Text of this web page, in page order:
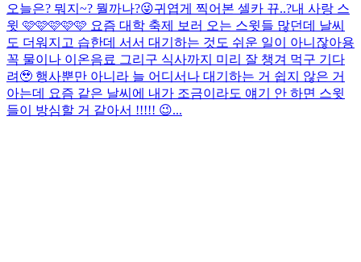
오늘은? 뭐지~? 뭘까나?😜귀엽게 찍어본 셀카 뀨..?내 사랑 스
윗 🩷🩷🩷🩷🩷 요즘 대학 축제 보러 오는 스윗들 많던데 날씨
도 더워지고 습한데 서서 대기하는 것도 쉬운 일이 아니잖아용
꼭 물이나 이온음료 그리구 식사까지 미리 잘 챙겨 먹구 기다
려🥹 행사뿐만 아니라 늘 어디서나 대기하는 거 쉽지 않은 거
아는데 요즘 같은 날씨에 내가 조금이라도 얘기 안 하면 스윗
들이 방심할 거 같아서 !!!!! 😉...